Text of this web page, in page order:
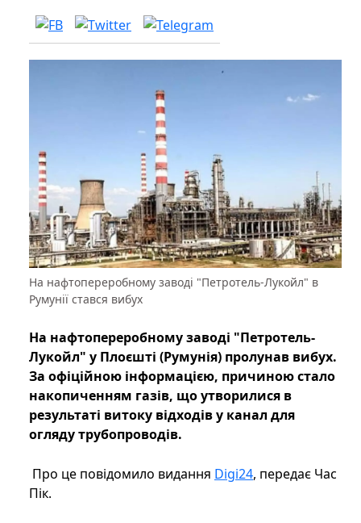
На нафтопереробному заводі "Петротель-Лукойл" в
Румунії стався вибух
На нафтопереробному заводі "Петротель-
Лукойл" у Плоєшті (Румунія) пролунав вибух.
За офіційною інформацією, причиною стало
накопиченням газів, що утворилися в
результаті витоку відходів у канал для
огляду трубопроводів.
Про це повідомило видання Digi24, передає Час
Пік.